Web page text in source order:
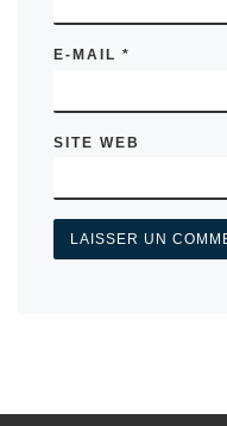
E-MAIL *
SITE WEB